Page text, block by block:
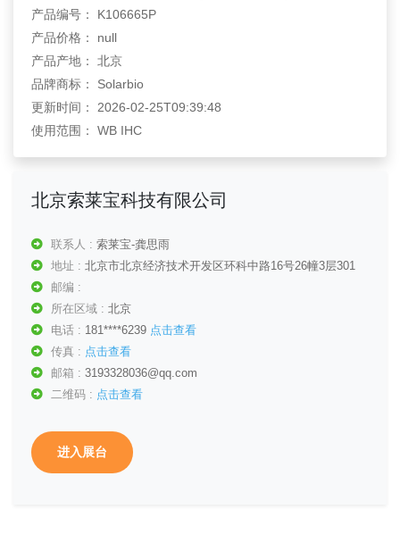
产品编号： K106665P
产品价格： null
产品产地： 北京
品牌商标： Solarbio
更新时间： 2026-02-25T09:39:48
使用范围： WB IHC
北京索莱宝科技有限公司
联系人 : 索莱宝-龚思雨
地址 : 北京市北京经济技术开发区环科中路16号26幢3层301
邮编 :
所在区域 : 北京
电话 : 181****6239 点击查看
传真 : 点击查看
邮箱 : 3193328036@qq.com
二维码 : 点击查看
进入展台